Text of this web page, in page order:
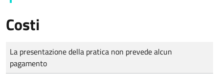
Costi
Tipo di pagamento
Importo
La presentazione della pratica non prevede alcun
pagamento